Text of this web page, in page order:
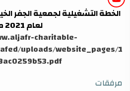
الخطة التشغيلية لجمعية الجفر
لعام 2021 م.
charitable-
uploads/website_pages/1
مرفقات